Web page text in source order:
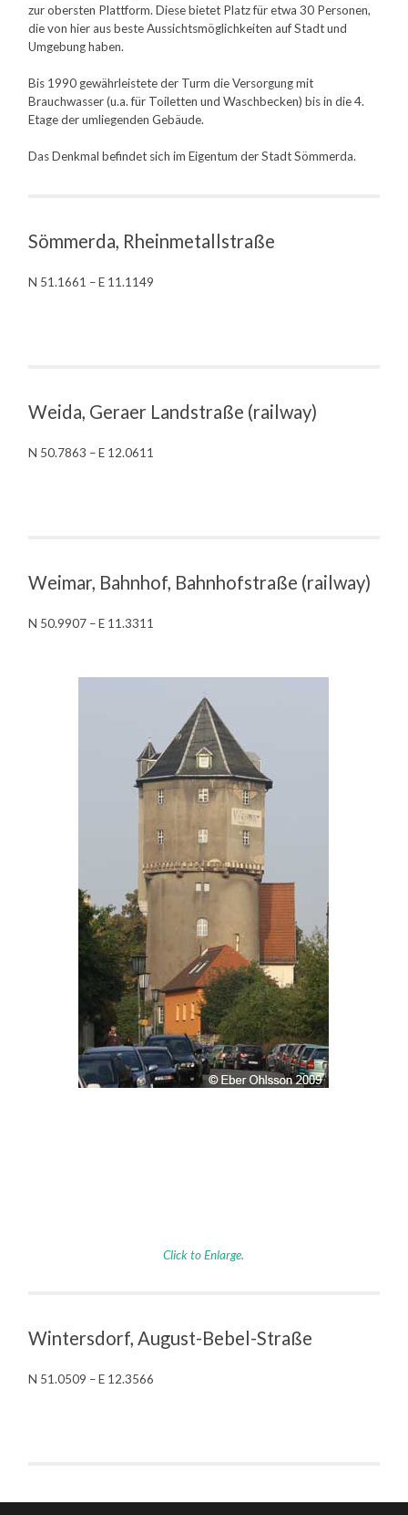
zur obersten Plattform. Diese bietet Platz für etwa 30 Personen,
die von hier aus beste Aussichtsmöglichkeiten auf Stadt und
Umgebung haben.
Bis 1990 gewährleistete der Turm die Versorgung mit
Brauchwasser (u.a. für Toiletten und Waschbecken) bis in die 4.
Etage der umliegenden Gebäude.
Das Denkmal befindet sich im Eigentum der Stadt Sömmerda.
Sömmerda, Rheinmetallstraße
N 51.1661 – E 11.1149
Weida, Geraer Landstraße (railway)
N 50.7863 – E 12.0611
Weimar, Bahnhof, Bahnhofstraße (railway)
N 50.9907 – E 11.3311
Click to Enlarge.
Wintersdorf, August-Bebel-Straße
N 51.0509 – E 12.3566